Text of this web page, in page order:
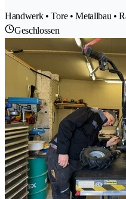
Handwerk • Tore • Metallbau •
Geschlossen